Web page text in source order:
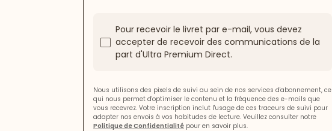
Pour recevoir le livret par e-mail, vous devez
accepter de recevoir des communications de la
part d'Ultra Premium Direct.
Nous utilisons des pixels de suivi au sein de nos services d'abonnement, ce
qui nous permet d'optimiser le contenu et la fréquence des e-mails que
vous recevrez. Votre inscription inclut l'usage de ces traceurs de suivi pour
adapter nos envois à vos habitudes de lecture. Veuillez consulter notre
Politique de Confidentialité pour en savoir plus.